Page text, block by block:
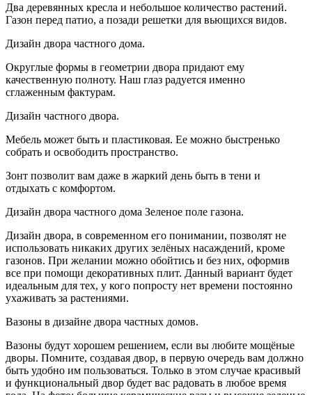
Два деревянных кресла и небольшое количество растений.
Газон перед патио, а позади решетки для вьющихся видов.
Дизайн двора частного дома.
Округлые формы в геометрии двора придают ему
качественную полноту. Наш глаз радуется именно
сглаженным фактурам.
Дизайн частного двора.
Мебель может быть и пластиковая. Ее можно быстренько
собрать и освободить пространство.
Зонт позволит вам даже в жаркий день быть в тени и
отдыхать с комфортом.
Дизайн двора частного дома Зеленое поле газона.
Дизайн двора, в современном его понимании, позволят не
использовать никаких других зелёных насаждений, кроме
газонов. При желании можно обойтись и без них, оформив
все при помощи декоративных плит. Данный вариант будет
идеальным для тех, у кого попросту нет времени постоянно
ухаживать за растениями.
Вазоны в дизайне двора частных домов.
Вазоны будут хорошем решением, если вы любите мощёные
дворы. Помните, создавая двор, в первую очередь вам должно
быть удобно им пользоваться. Только в этом случае красивый
и функциональный двор будет вас радовать в любое время